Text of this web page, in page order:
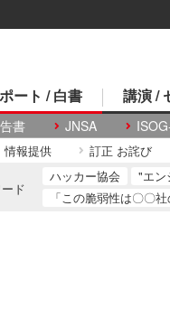
ート / 白書
書 JNSA
講演 /
情報提供 訂正 お詫び
ド
ハッカー協会 "エン
「この脆弱性は〇〇